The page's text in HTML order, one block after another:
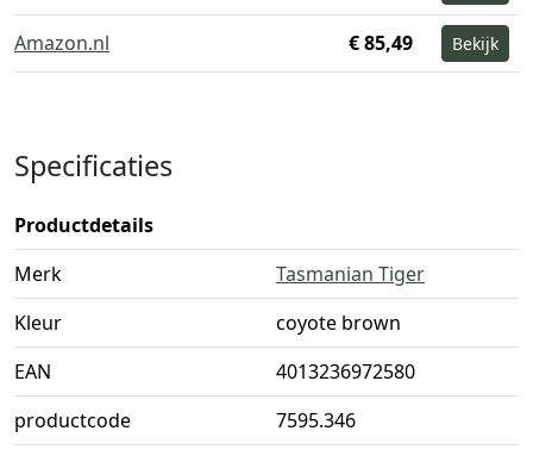
Amazon.nl € 85,49 Bekijk
Specificaties
Productdetails
Merk
Tasmanian Tiger
Kleur
coyote brown
EAN
4013236972580
productcode
7595.346